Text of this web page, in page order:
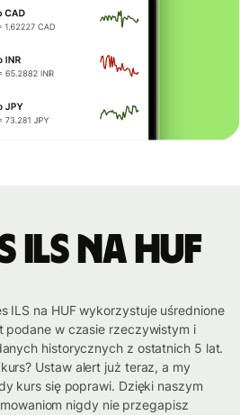
na HUF
ILS na HUF wykorzystuje uśrednione
podane w czasie rzeczywistym i
historycznych z ostatnich 5 lat.
Ustaw alert już teraz, a my
kurs się poprawi. Dzięki naszym
nigdy nie przegapisz